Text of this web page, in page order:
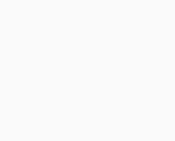
и точность заброса, а